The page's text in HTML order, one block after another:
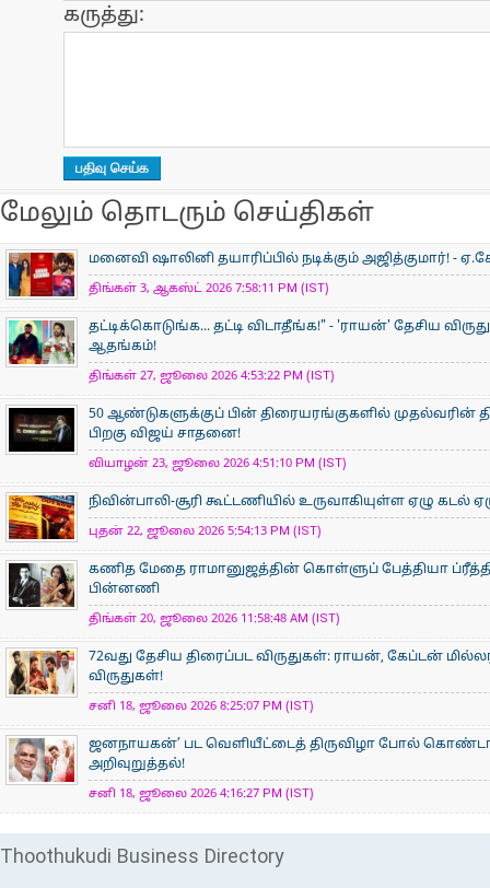
கருத்து:
மேலும் தொடரும் செய்திகள்
மனைவி ஷாலினி தயாரிப்பில் நடிக்கும் அஜித்குமார்! -
திங்கள் 3, ஆகஸ்ட் 2026 7:58:11 PM (IST)
தட்டிக்கொடுங்க... தட்டி விடாதீங்க!" - 'ராயன்' தேசிய
ஆதங்கம்!
திங்கள் 27, ஜூலை 2026 4:53:22 PM (IST)
50 ஆண்டுகளுக்குப் பின் திரையரங்குகளில் முதல்வரின்
பிறகு விஜய் சாதனை!
வியாழன் 23, ஜூலை 2026 4:51:10 PM (IST)
நிவின்பாலி-சூரி கூட்டணியில் உருவாகியுள்ள ஏழு கடல்
புதன் 22, ஜூலை 2026 5:54:13 PM (IST)
கணித மேதை ராமானுஜத்தின் கொள்ளுப் பேத்தியா
பின்னணி
திங்கள் 20, ஜூலை 2026 11:58:48 AM (IST)
72வது தேசிய திரைப்பட விருதுகள்: ராயன், கேப்டன்
விருதுகள்!
சனி 18, ஜூலை 2026 8:25:07 PM (IST)
ஜனநாயகன்’ பட வெளியீட்டைத் திருவிழா போல்
அறிவுறுத்தல்!
சனி 18, ஜூலை 2026 4:16:27 PM (IST)
Thoothukudi Business Directory